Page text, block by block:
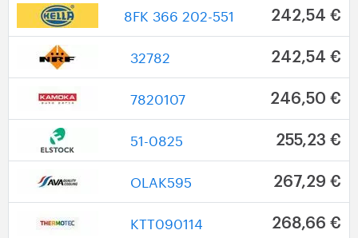
8FK 366 202-551 242,54 €
32782 242,54 €
7820107 246,50 €
51-0825 255,23 €
OLAK595 267,29 €
KTT090114 268,66 €